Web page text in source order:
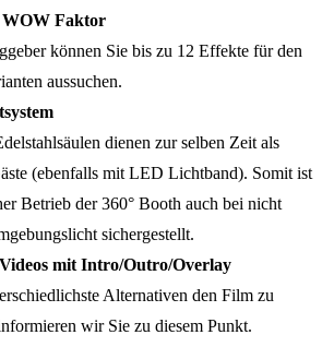
Faktor
können Sie bis zu 12 Effekte für den
aussuchen.
dienen zur selben Zeit als
(ebenfalls mit LED Lichtband). Somit ist
Betrieb der 360° Booth auch bei nicht
sichergestellt.
mit Intro/Outro/Overlay
Alternativen den Film zu
wir Sie zu diesem Punkt.